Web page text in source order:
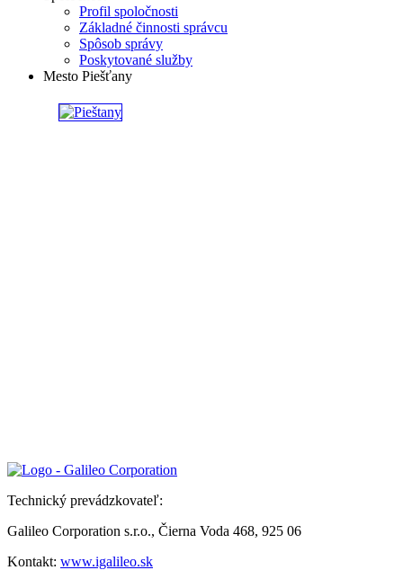
Profil spoločnosti
Základné činnosti správcu
Spôsob správy
Poskytované služby
Mesto Piešťany
Technický prevádzkovateľ:
Galileo Corporation s.r.o., Čierna Voda 468, 925 06
Kontakt: www.igalileo.sk